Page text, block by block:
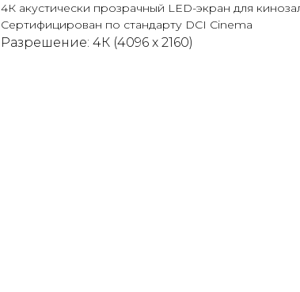
4К акустически прозрачный LED-экран для
Сертифицирован по стандарту DCI Cinema
Разрешение: 4К (4096 x 2160)